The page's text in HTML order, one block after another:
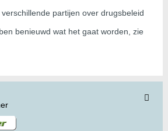
partijen over drugsbeleid
benieuwd wat het gaat worden, zie